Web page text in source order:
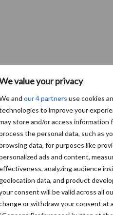
value your privacy
and our 4 partners use cookies
to improve your
store and/or access information
the personal data, such as
data, for purposes like
ads and content,
analyzing audience
data, and product
consent will be valid across all
or withdraw your consent at
aan de muur worden
uitgerust met een
(2G / 4G) modem dat is
naar de database